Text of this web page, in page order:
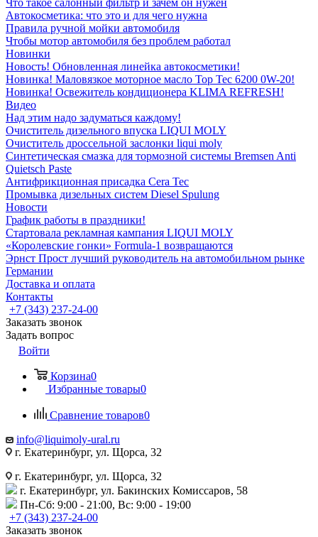
Что такое салонный фильтр и зачем он нужен
Автокосметика: что это и для чего нужна
Правила ручной мойки автомобиля
Чтобы мотор автомобиля без проблем работал
Новинки
Новость! Обновленная линейка автокосметики!
Новинка! Маловязкое моторное масло Top Tec 6200 0W-20!
Новинка! Освежитель кондиционера KLIMA REFRESH!
Видео
Над этим надо задуматься каждому!
Очиститель дизельного впуска LIQUI MOLY
Очиститель дроссельной заслонки liqui moly
Синтетическая смазка для тормозной системы Bremsen Anti
Quietsch Paste
Антифрикционная присадка Cera Tec
Промывка дизельных систем Diesel Spulung
Новости
График работы в праздники!
Стартовала рекламная кампания LIQUI MOLY
«Королевские гонки» Formula-1 возвращаются
Эрнст Прост лучший руководитель на автомобильном рынке
Германии
Доставка и оплата
Контакты
+7 (343) 237-24-00
Заказать звонок
Задать вопрос
Войти
Корзина0
Избранные товары0
Сравнение товаров0
info@liquimoly-ural.ru
г. Екатеринбург, ул. Щорса, 32
г. Екатеринбург, ул. Щорса, 32
г. Екатеринбург, ул. Бакинских Комиссаров, 58
Пн-Сб: 9:00 - 21:00, Вс: 9:00 - 19:00
+7 (343) 237-24-00
Заказать звонок